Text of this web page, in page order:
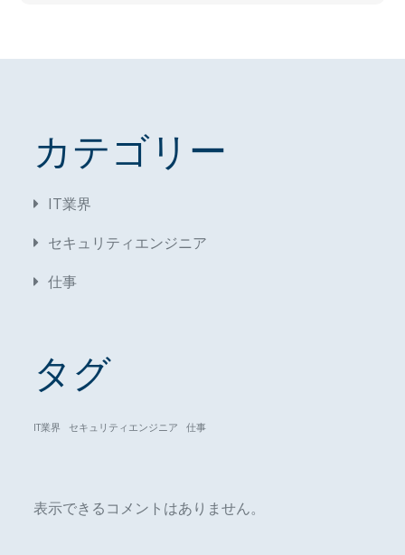
カテゴリー
IT業界
セキュリティエンジニア
仕事
タグ
IT業界 セキュリティエンジニア 仕事
表示できるコメントはありません。